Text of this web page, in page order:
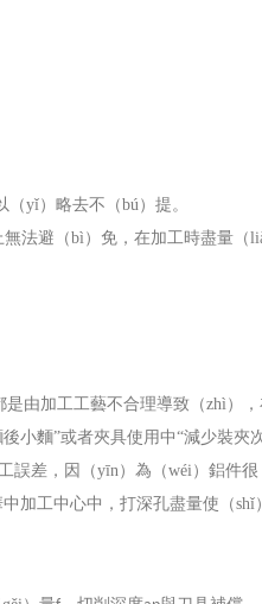
（yǐ）略去不（bú）提。
法避（bì）免，在加工時盡量（
由加工工藝不合理導致（zhì）
小麵”或者夾具使用中“減少裝
誤差，因（yīn）為（wéi）鋁件
加工中心中，打深孔盡量使（shǐ